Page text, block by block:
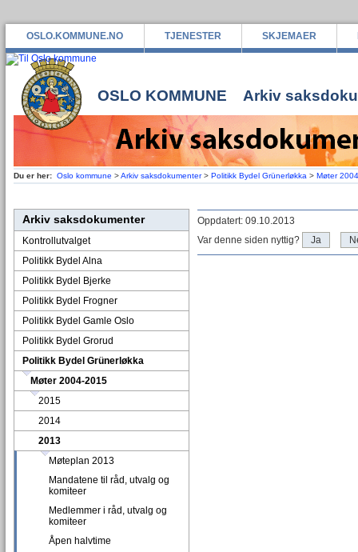
OSLO.KOMMUNE.NO TJENESTER SKJEMAER
OSLO KOMMUNE Arkiv
Du er her: Oslo kommune >Arkiv saksdokumenter> Politikk Bydel Grünerløkka > Møter
Arkiv saksdokumenter
Kontrollutvalget
Politikk Bydel Alna
Politikk Bydel Bjerke
Politikk Bydel Frogner
Politikk Bydel Gamle Oslo
Politikk Bydel Grorud
Politikk Bydel Grünerløkka
Møter 2004-2015
2015
2014
2013
Møteplan 2013
Mandatene til råd, utvalg og
komiteer
Medlemmer i råd, utvalg og
komiteer
Åpen halvtime
Oppdatert: 09.10.2013
Var denne siden nyttig?
Ja